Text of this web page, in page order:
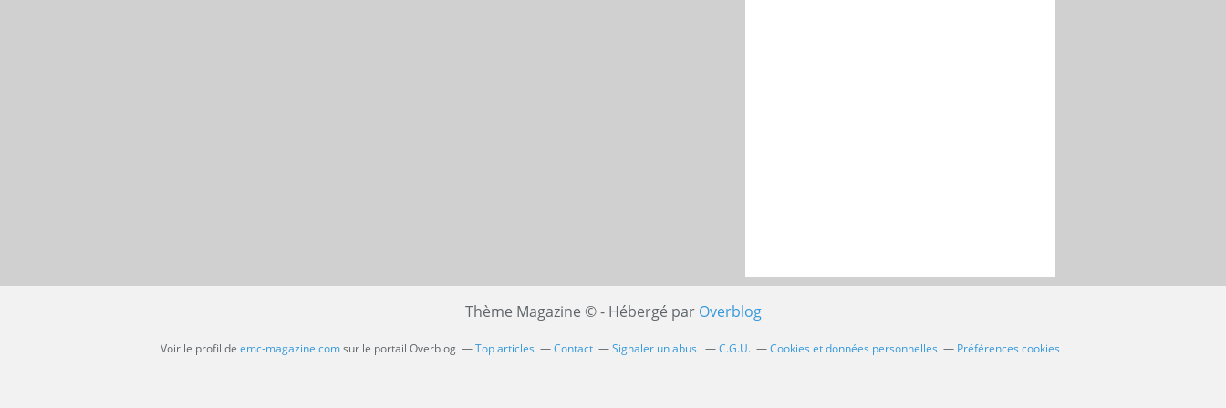
Thème Magazine © - Hébergé par Overblog
Voir le profil de emc-magazine.comsur le portail Overblog Top articles Contact Signaler un abus C.G.U. Cookies et données personnelles Préférences cookies